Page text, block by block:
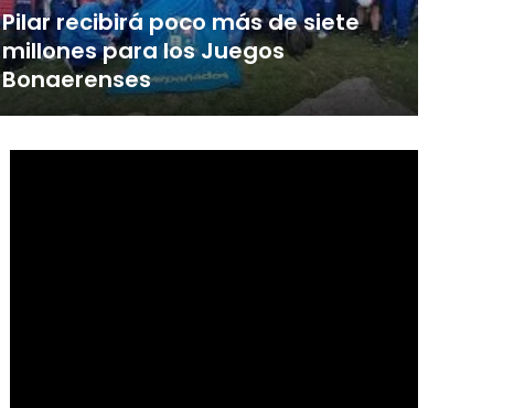
Pilar recibirá poco más de siete
millones para los Juegos
Bonaerenses